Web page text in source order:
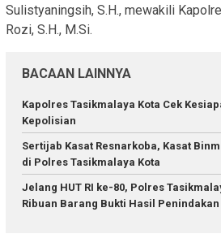
Sulistyaningsih, S.H., mewakili
Rozi, S.H., M.Si.
BACAAN LAINNYA
Kapolres Tasikmalaya Kota Cek
Kepolisian
Sertijab Kasat Resnarkoba, Kasat
di Polres Tasikmalaya Kota
Jelang HUT RI ke-80, Polres
Ribuan Barang Bukti Hasil Penindakan